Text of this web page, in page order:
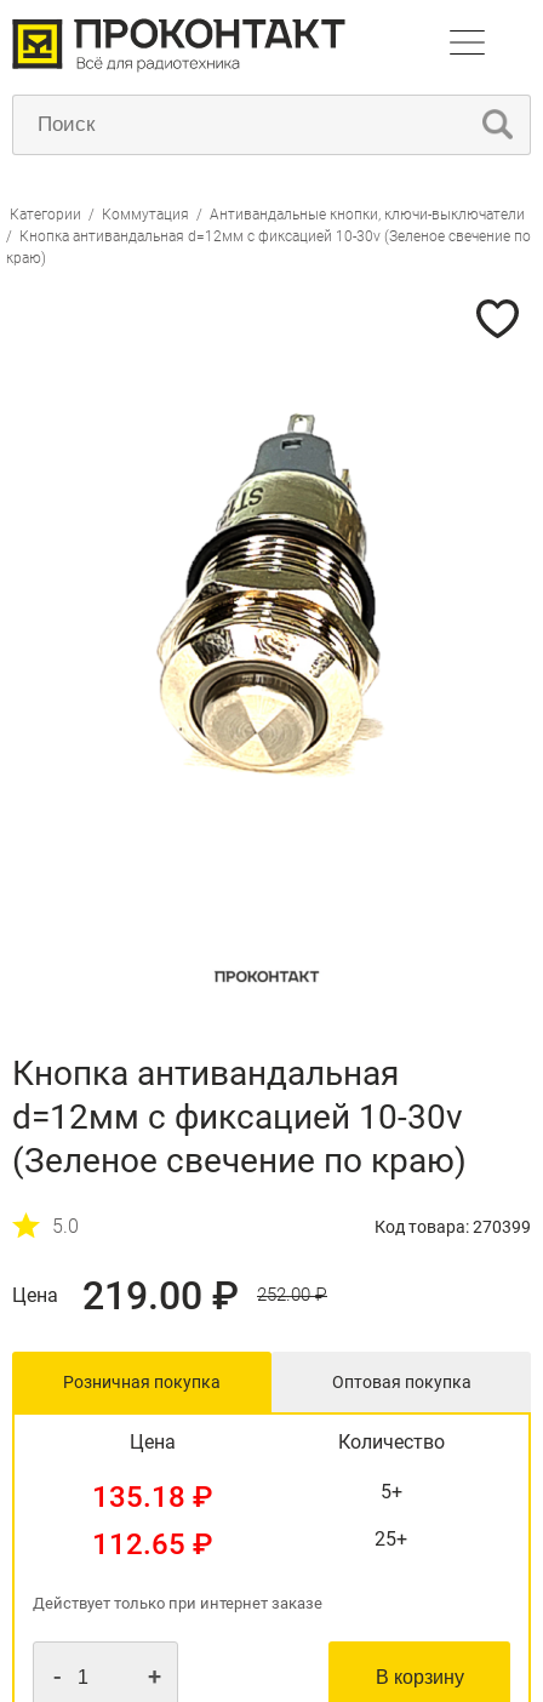
Категории / Коммутация / Антивандальные кнопки, ключи-выключатели
/ Кнопка антивандальная d=12мм с фиксацией 10-30v (Зеленое свечение по
краю)
Кнопка антивандальная
d=12мм с фиксацией 10-30v
(Зеленое свечение по краю)
5.0 Код товара: 270399
Цена 219.00 ₽ 252.00 ₽
Розничная покупка Оптовая покупка
Цена Количество
135.18 ₽ 5+
112.65 ₽ 25+
- + В корзину
Действует только при интернет заказе